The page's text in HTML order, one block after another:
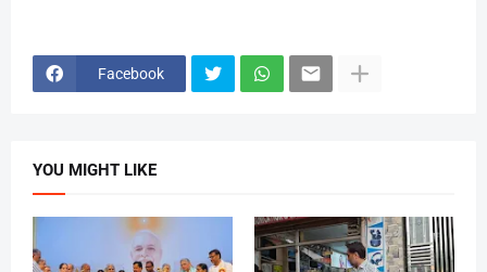
Facebook
YOU MIGHT LIKE